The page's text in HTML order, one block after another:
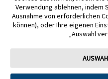
Impressum
Cookie Richtlinie
Mitteilung zur Datenverordnung
Copyright © 2026 Abbott. Alle
Schmetterlingslogo, die Form und
Verwendung ablehnen, indem
Ausnahme von erforderlichen
können), oder Ihre eigenen
„Auswahl